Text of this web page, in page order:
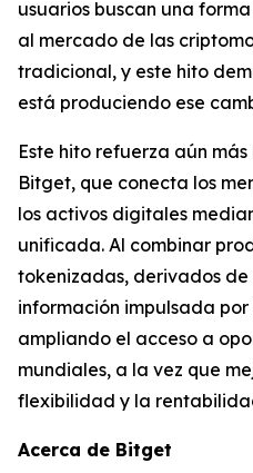
usuarios buscan una
al mercado de las
tradicional, y este hito
está produciendo ese
Este hito refuerza aún
Bitget, que conecta los
los activos digitales
unificada. Al combinar
tokenizadas, derivados
información impulsada
ampliando el acceso a
mundiales, a la vez que
flexibilidad y la
Acerca de Bitget